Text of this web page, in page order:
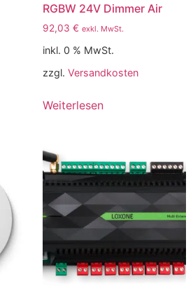
RGBW 24V Dimmer Air
92,03 € exkl. MwSt.
inkl. 0 % MwSt.
zzgl. Versandkosten
Weiterlesen